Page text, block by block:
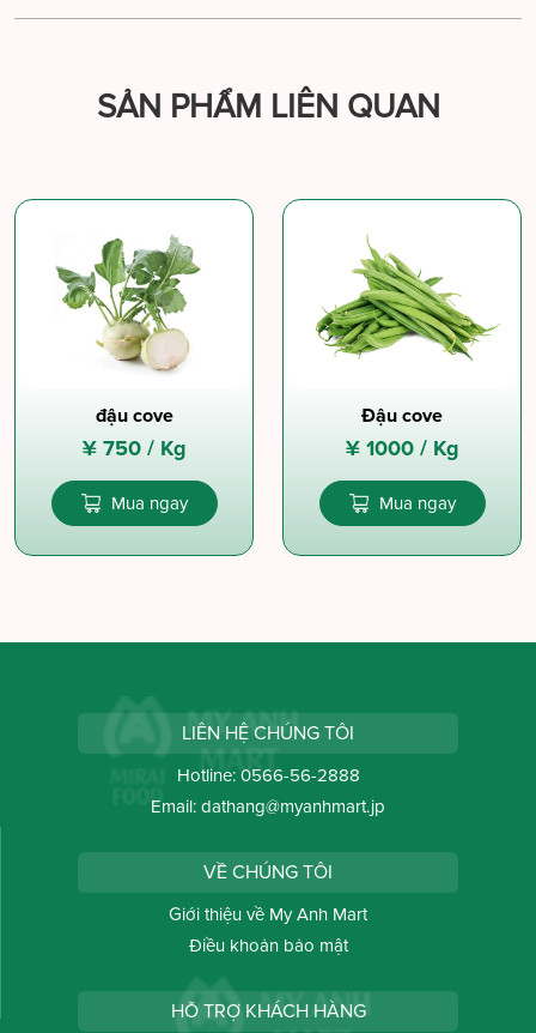
SẢN PHẨM LIÊN QUAN
đậu cove
¥ 750 / Kg
Mua ngay
Đậu cove
¥ 1000 / Kg
Mua ngay
LIÊN HỆ CHÚNG TÔI
Hotline: 0566-56-2888
Email: dathang@myanhmart.jp
VỀ CHÚNG TÔI
Giới thiệu về My Anh Mart
Điều khoản bảo mật
HỖ TRỢ KHÁCH HÀNG